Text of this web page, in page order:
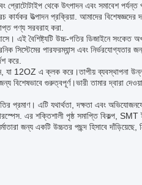
প্রোটোটাইপ থেকে উৎপাদন এবং সমাবেশ পর্যন্ত
কার্যকর উত্পাদন প্রক্রিয়া. আমাদের
পণ্য সরবরাহ করা.
আসে। এই বৈশিষ্ট্যটি উচ্চ-গতির ডিজাইনে
সিস্টেমের পারফরম্যান্স এবং নির্ভরযোগ্যতার
করে.
যা 12OZ এ ক্লক করে।তাপীয় ব্যবস্থাপনা
বিশেষভাবে গুরুত্বপূর্ণ।ভারী তামার দ্বারা
প্রমাণ। এটি যথার্থতা, দক্ষতা এবং
এর শক্তিশালী পৃষ্ঠ সমাপ্তি বিকল্প, SMT
জন্য একটি উচ্চতর পছন্দ হিসাবে দাঁড়িয়েছে,